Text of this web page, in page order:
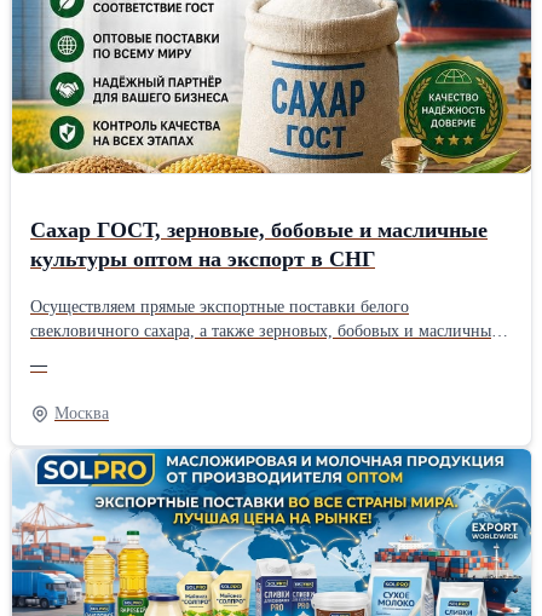
Сахар ГОСТ, зерновые, бобовые и масличные
культуры оптом на экспорт в СНГ
Осуществляем прямые экспортные поставки белого
свекловичного сахара, а также зерновых, бобовых и масличных
Казахстан, Киргизия, Таджикистан и др.). Работаем напрямую
как производитель и гарантируем строгое соответствие
экспортным стандартам качества. Наш ассортимент для
экспортных поставок: * Белый сахар-песок: ГОСТ 33222-2015
(категория ТС2), код ТН ВЭД 1701 99 100 0. Полностью сухой,
идеален для транспортировки. * Зерновые культуры: Пшеница
(продовольственная/фуражная), кукуруза продовольственная,
ячмень. * Бобовые культуры: Горох, соя. * Масличные культуры:
Подсолнечник. Наши преимущества при экспорте: * Удобные
взаиморасчеты: Для Вашего удобства и минимизации валютных
—
Москва